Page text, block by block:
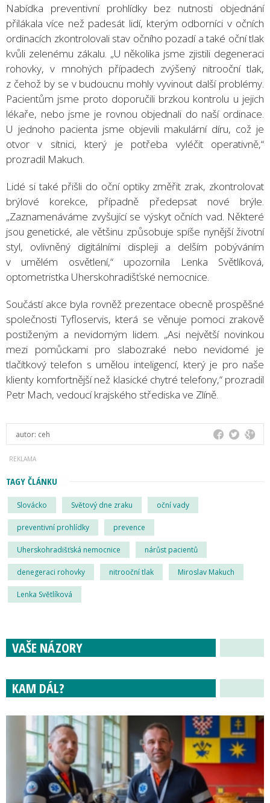
Nabídka preventivní prohlídky bez nutnosti objednání
přilákala více než padesát lidí, kterým odborníci v očních
ordinacích zkontrolovali stav očního pozadí a také oční tlak
kvůli zelenému zákalu. „U několika jsme zjistili degeneraci
rohovky, v mnohých případech zvýšený nitrooční tlak,
z čehož by se v budoucnu mohly vyvinout další problémy.
Pacientům jsme proto doporučili brzkou kontrolu u jejich
lékaře, nebo jsme je rovnou objednali do naší ordinace.
U jednoho pacienta jsme objevili makulární díru, což je
otvor v sítnici, který je potřeba vyléčit operativně,“
prozradil Makuch.
Lidé si také přišli do oční optiky změřit zrak, zkontrolovat
brýlové korekce, případně předepsat nové brýle.
„Zaznamenáváme zvyšující se výskyt očních vad. Některé
jsou genetické, ale většinu způsobuje spíše nynější životní
styl, ovlivněný digitálními displeji a delším pobýváním
v umělém osvětlení,“ upozornila Lenka Světlíková,
optometristka Uherskohradišťské nemocnice.
Součástí akce byla rovněž prezentace obecně prospěšné
společnosti Tyfloservis, která se věnuje pomoci zrakově
postiženým a nevidomým lidem. „Asi největší novinkou
mezi pomůckami pro slabozraké nebo nevidomé je
tlačítkový telefon s umělou inteligencí, který je pro naše
klienty komfortnější než klasické chytré telefony,“ prozradil
Petr Mach, vedoucí krajského střediska ve Zlíně.
autor: ceh
TAGY ČLÁNKU
Slovácko Světový dne zraku oční vady
preventivní prohlídky prevence
Uherskohradišťská nemocnice nárůst pacientů
denegeraci rohovky nitrooční tlak Miroslav Makuch
Lenka Světlíková
VAŠE NÁZORY
KAM DÁL?